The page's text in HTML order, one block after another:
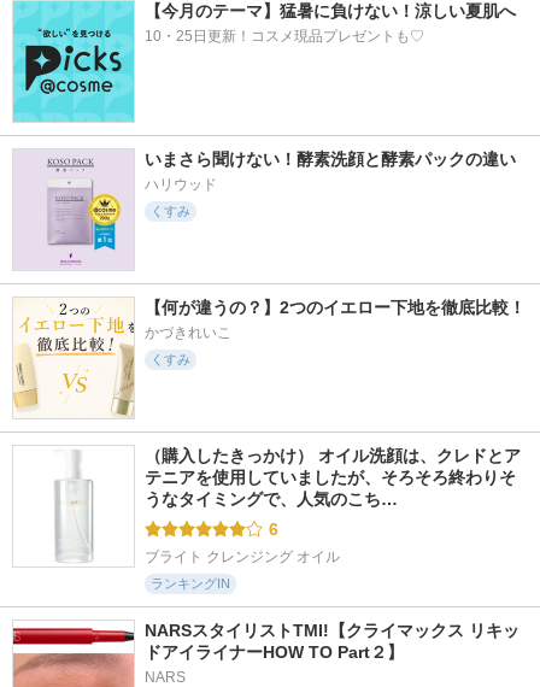
【今月のテーマ】猛暑に負けない！涼しい夏肌へ
10・25日更新！コスメ現品プレゼントも♡
いまさら聞けない！酵素洗顔と酵素パックの違い
ハリウッド
くすみ
【何が違うの？】2つのイエロー下地を徹底比較！
かづきれいこ
くすみ
（購入したきっかけ） オイル洗顔は、クレドとア
テニアを使用していましたが、そろそろ終わりそ
うなタイミングで、人気のこち…
6
ブライト クレンジング オイル
ランキングIN
NARSスタイリストTMI!【クライマックス リキッ
ドアイライナーHOW TO Part２】
NARS